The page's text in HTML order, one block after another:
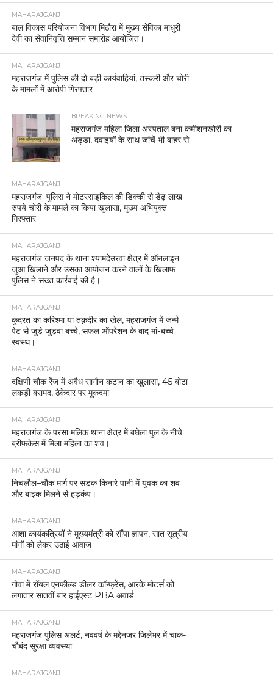
MAHARAJGANJ
बाल विकास परियोजना विभाग मिठौरा में मुख्य सेविका माधुरी
देवी का सेवानिवृत्ति सम्मान समारोह आयोजित।
MAHARAJGANJ
महराजगंज में पुलिस की दो बड़ी कार्यवाहियां, तस्करी और चोरी
के मामलों में आरोपी गिरफ्तार
BREAKING NEWS
महराजगंज महिला जिला अस्पताल बना कमीशनखोरी का
अड्डा, दवाइयों के साथ जांचें भी बाहर से
MAHARAJGANJ
महराजगंज: पुलिस ने मोटरसाइकिल की डिक्की से डेढ़ लाख
रुपये चोरी के मामले का किया खुलासा, मुख्य अभियुक्त
गिरफ्तार
MAHARAJGANJ
महराजगंज जनपद के थाना श्यामदेउरवां क्षेत्र में ऑनलाइन
जुआ खिलाने और उसका आयोजन करने वालों के खिलाफ
पुलिस ने सख्त कार्रवाई की है।
MAHARAJGANJ
कुदरत का करिश्मा या तक़दीर का खेल, महराजगंज में जन्मे
पेट से जुड़े जुड़वा बच्चे, सफल ऑपरेशन के बाद मां-बच्चे
स्वस्थ।
MAHARAJGANJ
दक्षिणी चौक रेंज में अवैध सागौन कटान का खुलासा, 45 बोटा
लकड़ी बरामद, ठेकेदार पर मुकदमा
MAHARAJGANJ
महराजगंज के परसा मलिक थाना क्षेत्र में बघेला पुल के नीचे
ब्रीफकेस में मिला महिला का शव।
MAHARAJGANJ
निचलौल–चौक मार्ग पर सड़क किनारे पानी में युवक का शव
और बाइक मिलने से हड़कंप।
MAHARAJGANJ
आशा कार्यकत्रियों ने मुख्यमंत्री को सौंपा ज्ञापन, सात सूत्रीय
मांगों को लेकर उठाई आवाज
MAHARAJGANJ
गोवा में रॉयल एनफील्ड डीलर कॉन्फ्रेंस, आरके मोटर्स को
लगातार सातवीं बार हाईएस्ट PBA अवार्ड
MAHARAJGANJ
महराजगंज पुलिस अलर्ट, नववर्ष के मद्देनजर जिलेभर में चाक-
चौबंद सुरक्षा व्यवस्था
MAHARAJGANJ